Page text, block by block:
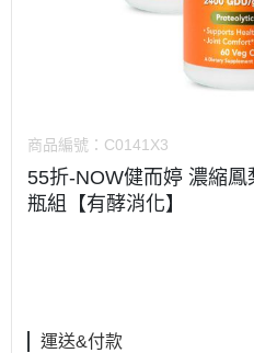
商品編號： C0141X3
55折-NOW健而婷 濃縮
瓶組【有酵消化】
運送&付款